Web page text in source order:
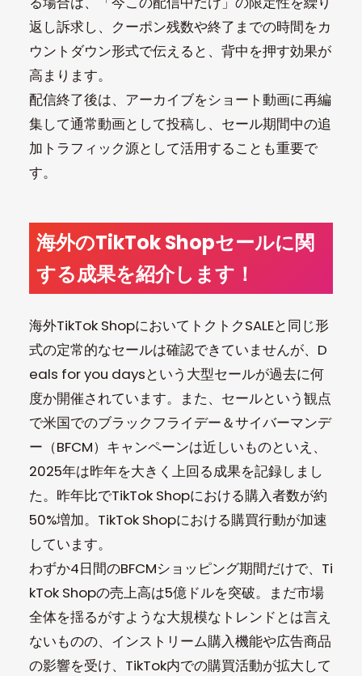
返し訴求し、クーポン残数や終了までの時間をカ
ウントダウン形式で伝えると、背中を押す効果が
高まります。
配信終了後は、アーカイブをショート動画に再編
集して通常動画として投稿し、セール期間中の追
加トラフィック源として活用することも重要で
す。
海外のTikTok Shopセールに関
する成果を紹介します！
海外TikTok ShopにおいてトクトクSALEと同じ形
式の定常的なセールは確認できていませんが、D
eals for you daysという大型セールが過去に何
度か開催されています。また、セールという観点
で米国でのブラックフライデー＆サイバーマンデ
ー（BFCM）キャンペーンは近しいものといえ、
2025年は昨年を大きく上回る成果を記録しまし
た。昨年比でTikTok Shopにおける購入者数が約
50%増加。TikTok Shopにおける購買行動が加速
しています。
わずか4日間のBFCMショッピング期間だけで、Ti
kTok Shopの売上高は5億ドルを突破。まだ市場
全体を揺るがすような大規模なトレンドとは言え
ないものの、インストリーム購入機能や広告商品
の影響を受け、TikTok内での購買活動が拡大して